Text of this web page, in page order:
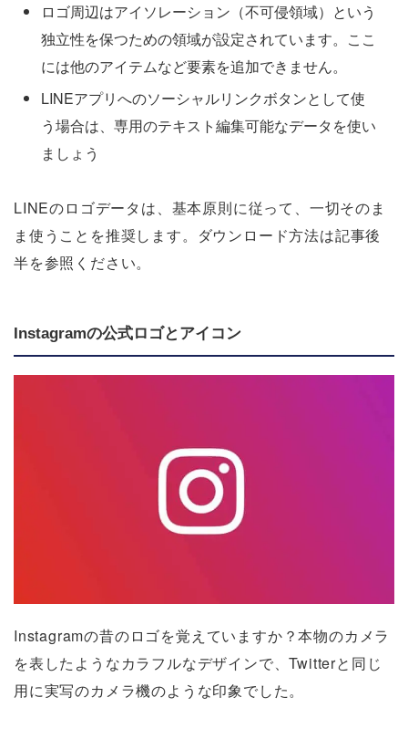
ロゴ周辺はアイソレーション（不可侵領域）という
独立性を保つための領域が設定されています。ここ
には他のアイテムなど要素を追加できません。
LINEアプリへのソーシャルリンクボタンとして使
う場合は、専用のテキスト編集可能なデータを使い
ましょう
LINEのロゴデータは、基本原則に従って、一切そのま
ま使うことを推奨します。ダウンロード方法は記事後
半を参照ください。
Instagramの公式ロゴとアイコン
Instagramの昔のロゴを覚えていますか？本物のカメラ
を表したようなカラフルなデザインで、Twitterと同じ
用に実写のカメラ機のような印象でした。